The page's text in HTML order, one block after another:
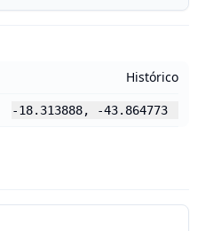
Histórico
-18.313888, -43.864773